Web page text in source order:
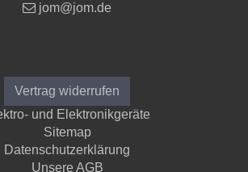
jom@jom.de
Vertrag widerrufen
und Elektronikgeräte
Sitemap
Datenschutzerklärung
Unsere AGB